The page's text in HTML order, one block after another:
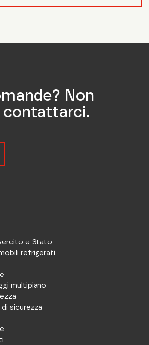
Non
contattarci.
e Stato
refrigerati
multipiano
sicurezza